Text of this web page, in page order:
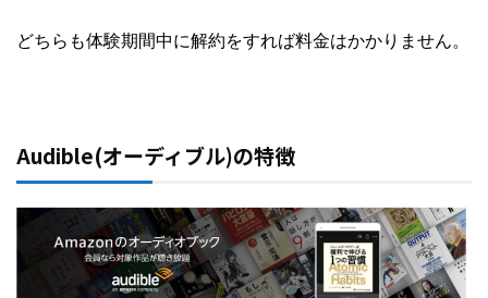
どちらも体験期間中に解約をすれば料金はかかりません。
Audible(オーディブル)の特徴